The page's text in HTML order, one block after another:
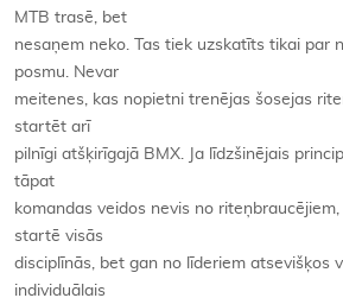
MTB trasē, bet
nesaņem neko. Tas tiek uzskatīts tikai par
posmu. Nevar
meitenes, kas nopietni trenējas šosejas
startēt arī
pilnīgi atšķirīgajā BMX. Ja līdzšinējais
tāpat
komandas veidos nevis no
startē visās
disciplīnās, bet gan no līderiem atsevišķos
individuālais